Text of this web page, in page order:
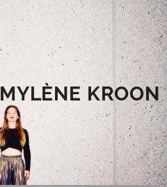
MYLÈNE KROON